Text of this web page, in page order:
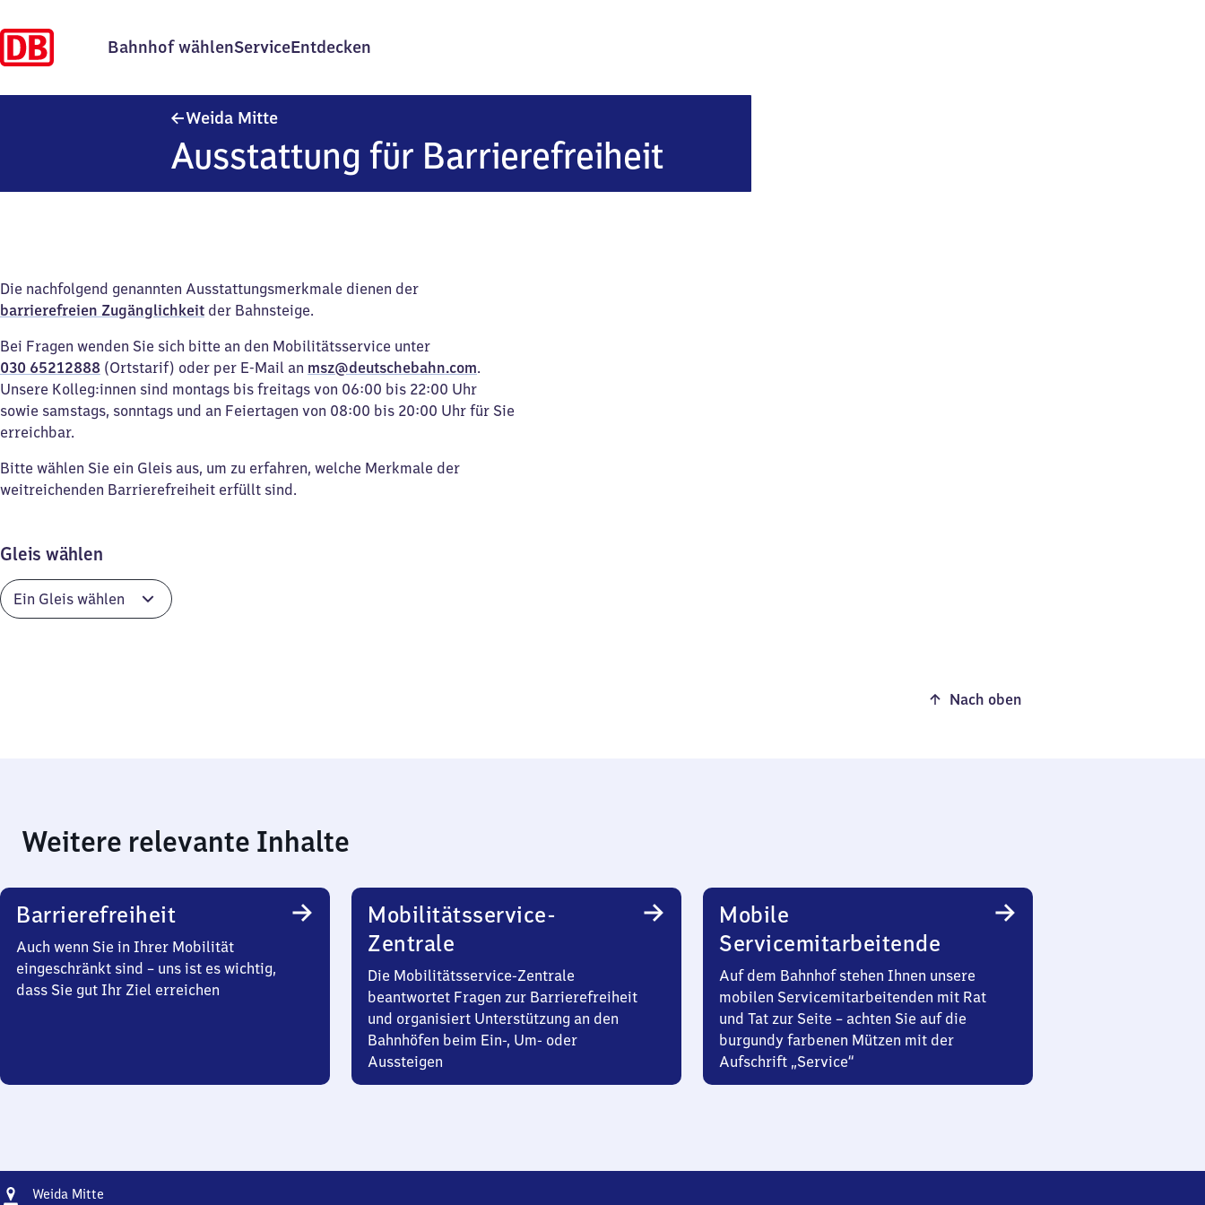
Bahnhof wählenServiceEntdecken
Weida Mitte
Ausstattung für Barrierefreiheit
Die nachfolgend genannten Ausstattungsmerkmale dienen der
barrierefreien Zugänglichkeit der Bahnsteige.
Bei Fragen wenden Sie sich bitte an den Mobilitätsservice unter
030 65212888 (Ortstarif) oder per E-Mail an msz@deutschebahn.com.
Unsere Kolleg:innen sind montags bis freitags von 06:00 bis 22:00 Uhr
sowie samstags, sonntags und an Feiertagen von 08:00 bis 20:00 Uhr für Sie
erreichbar.
Bitte wählen Sie ein Gleis aus, um zu erfahren, welche Merkmale der
weitreichenden Barrierefreiheit erfüllt sind.
Gleis wählen
Nach oben
Weitere relevante Inhalte
Barrierefreiheit
Auch wenn Sie in Ihrer Mobilität
eingeschränkt sind – uns ist es wichtig,
dass Sie gut Ihr Ziel erreichen
Mobilitätsservice-
Zentrale
Die Mobilitätsservice-Zentrale
beantwortet Fragen zur Barrierefreiheit
und organisiert Unterstützung an den
Bahnhöfen beim Ein-, Um- oder
Aussteigen
Mobile
Servicemitarbeitende
Auf dem Bahnhof stehen Ihnen unsere
mobilen Servicemitarbeitenden mit Rat
und Tat zur Seite – achten Sie auf die
burgundy farbenen Mützen mit der
Aufschrift „Service“
Adresse
Weida Mitte